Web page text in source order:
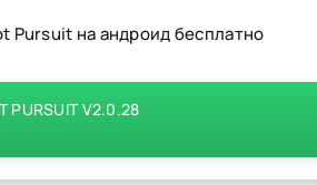
Pursuit на андроид бесплатно
PURSUIT V2.0.28